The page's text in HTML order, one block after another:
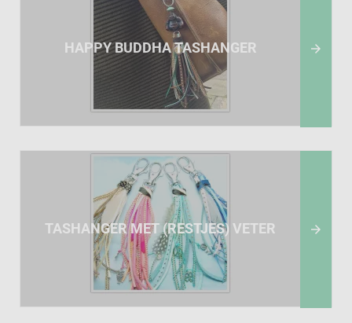
HAPPY BUDDHA TASHANGER 
TASHANGER MET (RESTJES) VETER 